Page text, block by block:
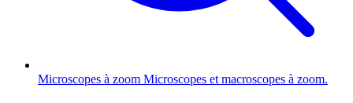
Microscopes à zoom Microscopes et macroscopes à zoom.